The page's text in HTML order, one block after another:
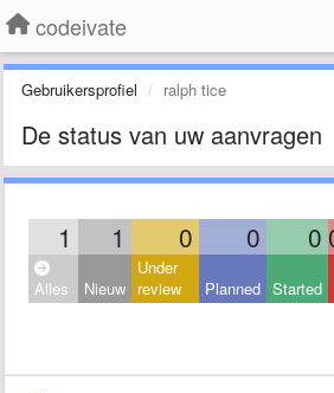
codeivate
Gebruikersprofiel ralph tice
De status van uw aanvragen
1 1 0 0 0
Alles Nieuw
Under
review
Planned Started